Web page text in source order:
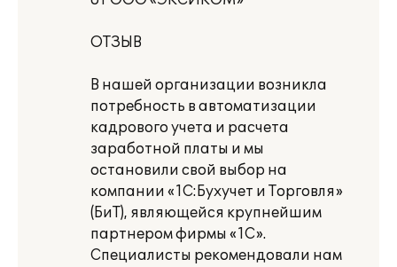
ОТЗЫВ
В нашей организации возникла
потребность в автоматизации
кадрового учета и расчета
заработной платы и мы
остановили свой выбор на
компании «1С:Бухучет и Торговля»
(БиТ), являющейся крупнейшим
партнером фирмы «1С».
Специалисты рекомендовали нам